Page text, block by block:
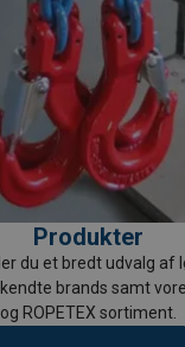
Produkter
du et bredt udvalg
brands samt
og ROPETEX sortiment.